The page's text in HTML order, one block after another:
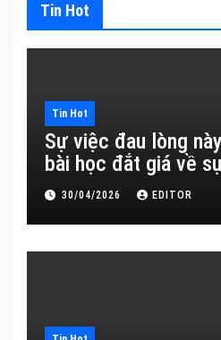
Tin Hot
Tin Hot
Sự việc đau lòng
bài học đắt giá về
30/04/2026 EDITOR